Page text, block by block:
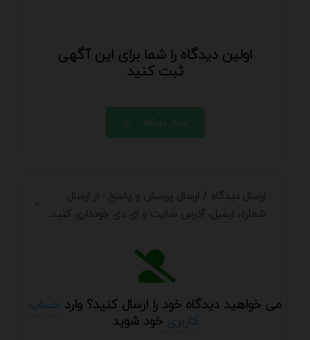
اولین دیدگاه را شما برای این آگهی
ثبت کنید
ارسال دیدگاه
ارسال دیدگاه / ارسال پرسش و پاسخ - از ارسال
شماره، ایمیل، آدرس سایت و ای دی خودداری کنید.
می خواهید دیدگاه خود را ارسال کنید؟ وارد حساب
کاربریخود شوید